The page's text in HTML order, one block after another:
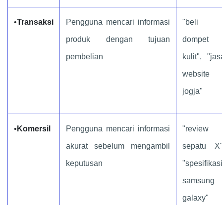
•Transaksi Pengguna mencari informasi
produk dengan tujuan
pembelian
"beli
dompet
kulit",
website
jogja"
• Komersil Pengguna mencari informasi
akurat sebelum mengambil
keputusan
"review
sepatu
"spesifikasi
samsung
galaxy"